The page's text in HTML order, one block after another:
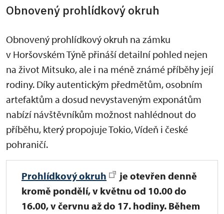
Obnovený prohlídkový okruh
Obnovený prohlídkový okruh na zámku
v Horšovském Týně přináší detailní pohled nejen
na život Mitsuko, ale i na méně známé příběhy její
rodiny. Díky autentickým předmětům, osobním
artefaktům a dosud nevystaveným exponátům
nabízí návštěvníkům možnost nahlédnout do
příběhu, který propojuje Tokio, Vídeň i české
pohraničí.
Prohlídkový okruh je otevřen denně
kromě pondělí, v květnu od 10.00 do
16.00, v červnu až do 17. hodiny. Během